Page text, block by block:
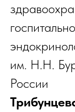
им. Н.Н.
России